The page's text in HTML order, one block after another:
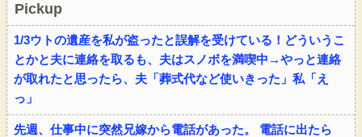
Pickup
1/3ウトの遺産を私が盗ったと誤解を受けている！どういうこ
とかと夫に連絡を取るも、夫はスノボを満喫中→やっと連絡
が取れたと思ったら、夫「葬式代など使いきった」私「え
っ」
先週、仕事中に突然兄嫁から電話があった。 電話に出たら